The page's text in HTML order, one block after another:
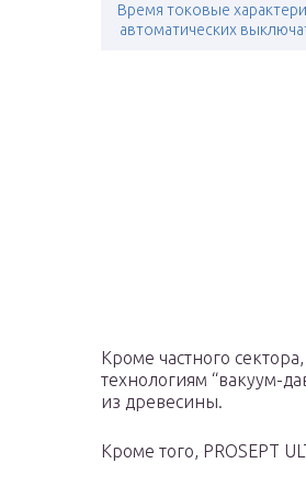
Время токовые
автоматических
Кроме частного
технологиям “вакуум-
из древесины.
Кроме того, PROSEPT